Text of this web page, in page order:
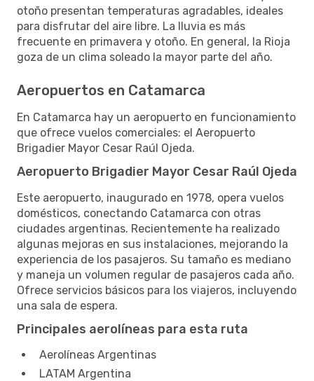
otoño presentan temperaturas agradables, ideales
para disfrutar del aire libre. La lluvia es más
frecuente en primavera y otoño. En general, la Rioja
goza de un clima soleado la mayor parte del año.
Aeropuertos en Catamarca
En Catamarca hay un aeropuerto en funcionamiento
que ofrece vuelos comerciales: el Aeropuerto
Brigadier Mayor Cesar Raúl Ojeda.
Aeropuerto Brigadier Mayor Cesar Raúl Ojeda
Este aeropuerto, inaugurado en 1978, opera vuelos
domésticos, conectando Catamarca con otras
ciudades argentinas. Recientemente ha realizado
algunas mejoras en sus instalaciones, mejorando la
experiencia de los pasajeros. Su tamaño es mediano
y maneja un volumen regular de pasajeros cada año.
Ofrece servicios básicos para los viajeros, incluyendo
una sala de espera.
Principales aerolíneas para esta ruta
Aerolíneas Argentinas
LATAM Argentina